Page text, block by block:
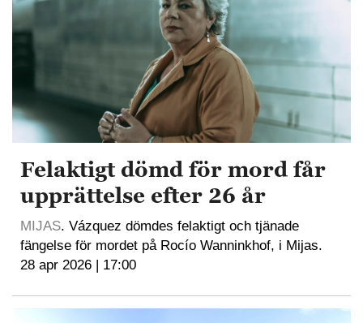
Felaktigt dömd för mord får
upprättelse efter 26 år
MIJAS. Vázquez dömdes felaktigt och tjänade
fängelse för mordet på Rocío Wanninkhof, i Mijas.
28 apr 2026 | 17:00